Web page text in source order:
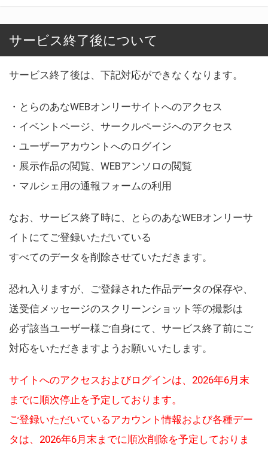
サービス終了後について
サービス終了後は、下記対応ができなくなります。
・とらのあなWEBオンリーサイトへのアクセス
・イベントページ、サークルページへのアクセス
・ユーザーアカウントへのログイン
・展示作品の閲覧、WEBアンソロの閲覧
・マルシェ用の通報フォームの利用
なお、サービス終了時に、とらのあなWEBオンリーサ
イトにてご登録いただいている
すべてのデータを削除させていただきます。
恐れ入りますが、ご登録された作品データの保存や、
送受信メッセージのスクリーンショット等の撮影は
必ず該当ユーザー様ご自身にて、サービス終了前にご
対応をいただきますようお願いいたします。
サイトへのアクセスおよびログインは、2026年6月末
までに順次停止を予定しております。
ご登録いただいているアカウント情報および各種デー
タは、2026年6月末までに順次削除を予定しておりま